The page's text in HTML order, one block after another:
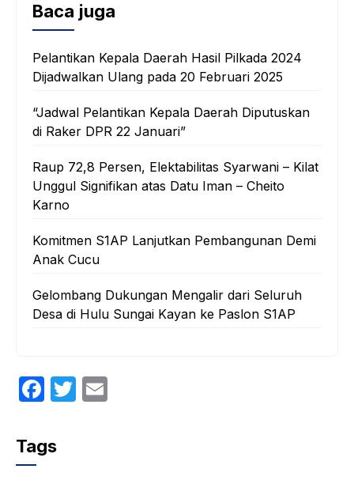
Baca juga
Pelantikan Kepala Daerah Hasil Pilkada 2024
Dijadwalkan Ulang pada 20 Februari 2025
“Jadwal Pelantikan Kepala Daerah Diputuskan
di Raker DPR 22 Januari”
Raup 72,8 Persen, Elektabilitas Syarwani – Kilat
Unggul Signifikan atas Datu Iman – Cheito
Karno
Komitmen S1AP Lanjutkan Pembangunan Demi
Anak Cucu
Gelombang Dukungan Mengalir dari Seluruh
Desa di Hulu Sungai Kayan ke Paslon S1AP
F
c
e
T
Tags